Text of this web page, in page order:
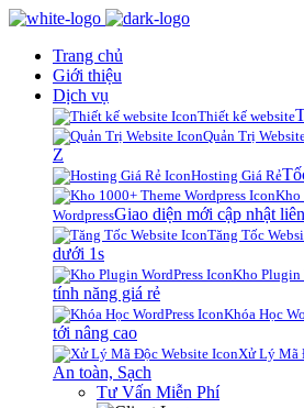
Trang chủ
Giới thiệu
Dịch vụ
Thiết kế website
Quản Trị
Z
Hosting Giá Rẻ
Kho
WordpressGiao diện mới cập nhật
Tăng Tốc
dưới 1s
Kho Plugin
tính năng giá rẻ
Khóa Học
tới nâng cao
Xử Lý Mã
An toàn, Sạch
Tư Vấn Miễn Phí